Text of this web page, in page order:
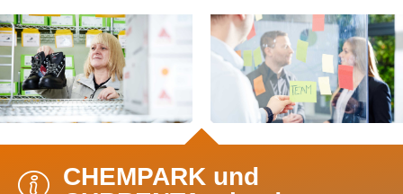
CHEMPARK und